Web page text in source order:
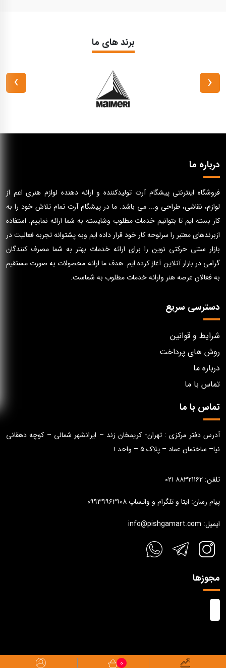
0
برند های ما
‹
›
درباره ما
فروشگاه اینترنتی پیشگام آرت تولیدکننده و ارائه دهنده لوازم هنری اعم از
لوازم، نقاشی، طراحی و... می باشد. ما در پیشگام آرت تمام تلاش خود را به
کار بسته ایم تا بتوانیم خدمات مطلوب وشایسته به شما ارائه نماییم. استفاده
ازبرندهای معتبر را سرلوحه کار خود قرار داده ایم وبه پشتوانه تجربه فعالیت در
بازار سنتی حرکتی نوین را برای ارائه خدمات بهتر به شما مصرف کنندگان
گرامی در بازار آنلاین آغاز کرده ایم. هدف ما ارائه محصولات به صورت مستقیم
به فعالان عرصه هنر وارائه خدمات مطلوب به شماست.
دسترسی سریع
شرایط و قوانین
روش های پرداخت
درباره ما
تماس با ما
تماس با ما
آدرس دفتر مرکزی : تهران- کریمخان زند – ایرانشهر شمالی – کوچه دهقانی
نیا– ساختمان عماد – پلاک ۵ – واحد ۱
تلفن: ۸۸۳۲۱۱۶۲ ۰۲۱
پیام رسان: ایتا و تلگرام و واتساپ ۰۹۹۳۹۹۶۲۹۰۸
ایمیل: info@pishgamart.com
مجوزها